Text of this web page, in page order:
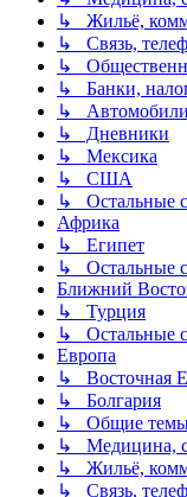
↳ Жильё,
↳ Связь,
↳
↳ Банки,
↳
↳ Дневники
↳ Мексика
↳ США
↳ Остальные
Африка
↳ Египет
↳ Остальные
Ближний
↳ Турция
↳ Остальные
Европа
↳ Восточная
↳ Болгария
↳ Общие
↳ Медицина,
↳ Жильё,
↳ Связь,